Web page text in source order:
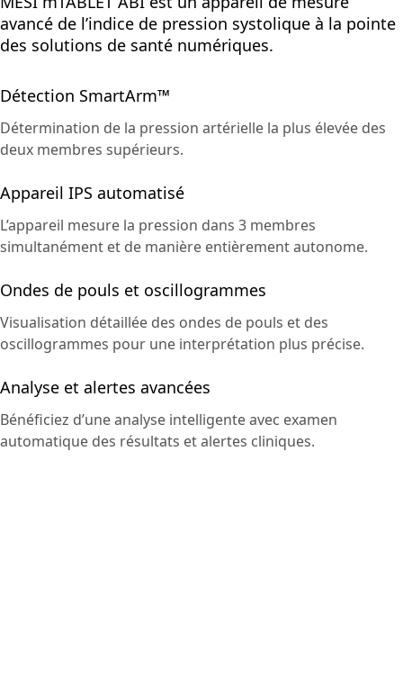
avancé de l’indice de pression systolique à la pointe
des solutions de santé numériques.
Détection SmartArm™
Détermination de la pression artérielle la plus élevée des
deux membres supérieurs.
Appareil IPS automatisé
L’appareil mesure la pression dans 3 membres
simultanément et de manière entièrement autonome.
Ondes de pouls et oscillogrammes
Visualisation détaillée des ondes de pouls et des
oscillogrammes pour une interprétation plus précise.
Analyse et alertes avancées
Bénéficiez d’une analyse intelligente avec examen
automatique des résultats et alertes cliniques.